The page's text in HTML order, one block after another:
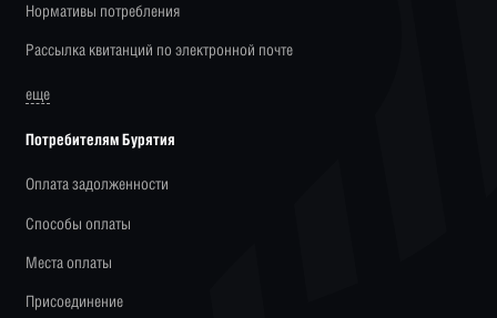
Нормативы потребления
Рассылка квитанций по электронной почте
еще
Потребителям Бурятия
Оплата задолженности
Способы оплаты
Места оплаты
Присоединение